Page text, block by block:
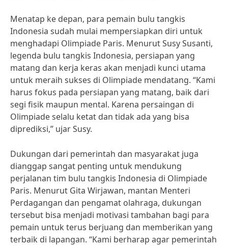
Menatap ke depan, para pemain bulu tangkis
Indonesia sudah mulai mempersiapkan diri untuk
menghadapi Olimpiade Paris. Menurut Susy Susanti,
legenda bulu tangkis Indonesia, persiapan yang
matang dan kerja keras akan menjadi kunci utama
untuk meraih sukses di Olimpiade mendatang. “Kami
harus fokus pada persiapan yang matang, baik dari
segi fisik maupun mental. Karena persaingan di
Olimpiade selalu ketat dan tidak ada yang bisa
diprediksi,” ujar Susy.
Dukungan dari pemerintah dan masyarakat juga
dianggap sangat penting untuk mendukung
perjalanan tim bulu tangkis Indonesia di Olimpiade
Paris. Menurut Gita Wirjawan, mantan Menteri
Perdagangan dan pengamat olahraga, dukungan
tersebut bisa menjadi motivasi tambahan bagi para
pemain untuk terus berjuang dan memberikan yang
terbaik di lapangan. “Kami berharap agar pemerintah